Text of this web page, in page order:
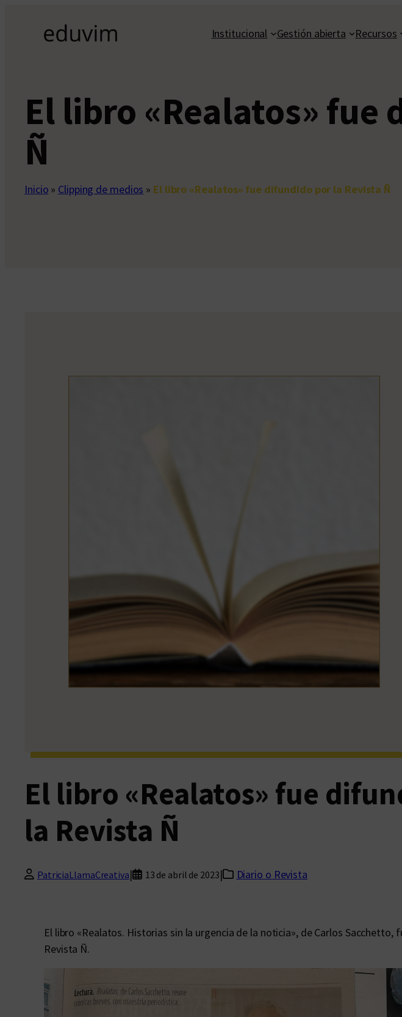
contenido
Institucional Gestión abierta Recursos
El libro «Realatos»
Ñ
Inicio » Clipping de medios » El libro «Realatos» fue difundido por la Revista Ñ
El libro «Realatos» fue
la Revista Ñ
PatriciaLlamaCreativa| 13 de abril de 2023| Diario o Revista
El libro «Realatos. Historias sin la urgencia de la noticia», de Carlos Sacchetto,
Revista Ñ.